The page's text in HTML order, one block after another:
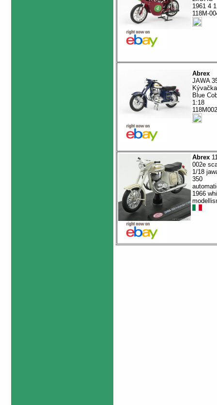
1961 4
118M-
Abrex
JAWA
Kývačka
Blue
1:18
Abrex
002e
1/18
350
1966